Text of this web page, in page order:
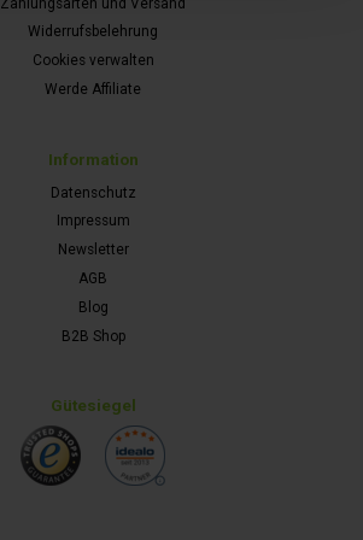
Zahlungsarten und Versand
Widerrufsbelehrung
Cookies verwalten
Werde Affiliate
Information
Datenschutz
Impressum
Newsletter
AGB
Blog
B2B Shop
Gütesiegel